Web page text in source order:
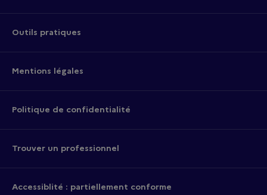
Outils pratiques
Mentions légales
Politique de confidentialité
Trouver un professionnel
Accessiblité : partiellement conforme